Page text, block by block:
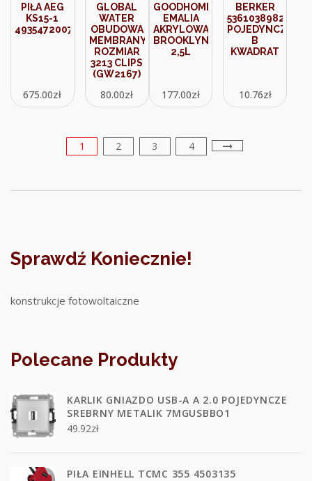
PIŁA AEG
KS15-1
4935472007
675.00zł
GLOBAL
WATER
OBUDOWA
MEMBRANY
ROZMIAR
3213 CLIPS
(GW2167)
80.00zł
GOODHOME
EMALIA
AKRYLOWA
BROOKLYN
2,5L
177.00zł
BERKER
5361038982
POJEDYNCZE
B
KWADRAT
10.76zł
1 2 3 4
Sprawdź Koniecznie!
konstrukcje fotowoltaiczne
Polecane Produkty
KARLIK GNIAZDO USB-A A 2.0 POJEDYNCZE
SREBRNY METALIK 7MGUSBBO1
49.92zł
PIŁA EINHELL TCMC 355 4503135